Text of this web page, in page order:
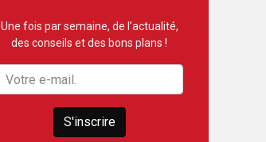
Une fois par semaine, de l’actualité,
des conseils et des bons plans !
S'inscrire